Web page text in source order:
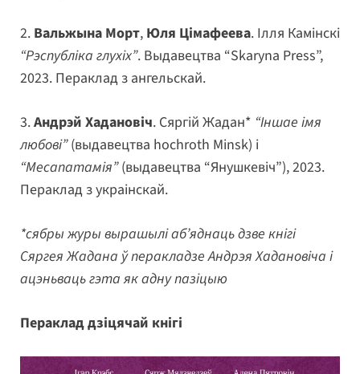
2. Вальжына Морт, Юля Цімафеева. Ілля Камінскі
“Рэспубліка глухіх”. Выдавецтва “Skaryna Press”,
2023. Пераклад з ангельскай.
3.Андрэй Хадановіч. Сяргій Жадан* “Іншае імя
любові”(выдавецтва hochroth Minsk) і
“Месапатамія”(выдавецтва “Янушкевіч”), 2023.
Пераклад з украінскай.
*сябры журы вырашылі аб’яднаць дзве кнігі
Сяргея Жадана ў перакладзе Андрэя Хадановіча і
ацэньваць гэта як адну пазіцыю
Пераклад дзіцячай кнігі